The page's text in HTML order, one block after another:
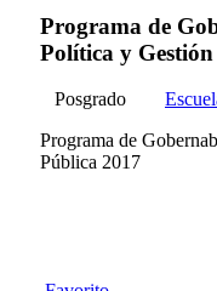
Programa de
Política y
Posgrado
Programa de
Pública 2017